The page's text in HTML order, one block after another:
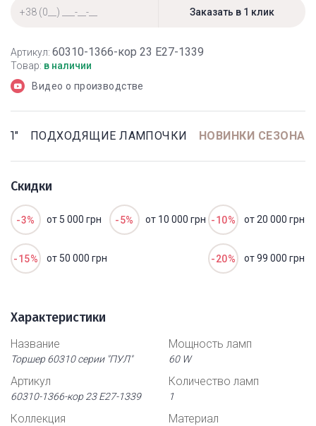
Артикул: 60310-1366-кор 23 Е27-1339
Товар: в наличии
Видео о производстве
ПОДХОДЯЩИЕ ЛАМПОЧКИ НОВИНКИ СЕЗОНА
Скидки
-3% от 5 000 грн -5% от 10 000 грн -10% от 20 000 грн
-15% от 50 000 грн -20% от 99 000 грн
Характеристики
Название
Торшер 60310 серии "ПУЛ"
Артикул
60310-1366-кор 23 Е27-1339
Коллекция
Мощность ламп
60 W
Количество ламп
1
Материал